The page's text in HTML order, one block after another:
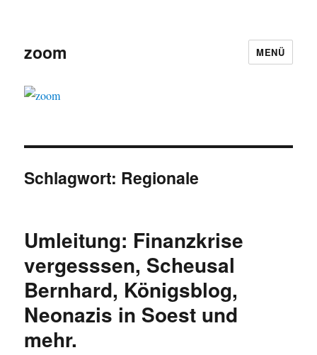
zoom MENÜ
Schlagwort: Regionale
Umleitung: Finanzkrise
vergesssen, Scheusal
Bernhard, Königsblog,
Neonazis in Soest und
mehr.